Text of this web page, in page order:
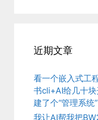
近期文章
看一个嵌入式工
书cli+AI给几十块
建了个“管理系统”
我让AI帮我把